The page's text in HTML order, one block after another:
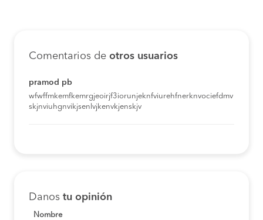
Comentarios de otros usuarios
pramod pb
wfwffmkemfkemrgjeoirjf3iorunjeknfviurehfnerknvociefdmv
skjnviuhgnvikjsenlvjkenvkjenskjv
Danos tu opinión
Nombre